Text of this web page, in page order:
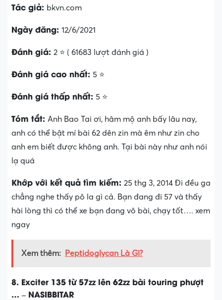
Tác giả: bkvn.com
Ngày đăng: 12/6/2021
Đánh giá: 2 ⭐ ( 61683 lượt đánh giá )
Đánh giá cao nhất: 5 ⭐
Đánh giá thấp nhất: 5 ⭐
Tóm tắt: Anh Bao Tai ơi, hâm mộ anh bấy lâu nay,
anh có thể bật mí bài 62 dên zin mà êm như zin cho
anh em biết được không anh. Tại bài này như anh nói
lạ quá
Khớp với kết quả tìm kiếm: 25 thg 3, 2014 Đi đều ga
chẳng nghe thấy pô la gì cả. Bạn đang đi 57 và thấy
hài lòng thì có thể xe bạn đang vô bài, chạy tốt…. xem
ngay
Xem thêm: Peptidoglycan Là Gì?
8. Exciter 135 từ 57zz lên 62zz bài touring phượt
… – NASIBBITAR